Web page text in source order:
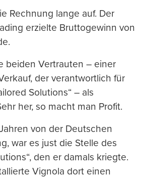
Rechnung lange auf. Der
erzielte Bruttogewinn von
beiden Vertrauten – einer
der verantwortlich für
Solutions“ – als
her, so macht man Profit.
von der Deutschen
war es just die Stelle des
den er damals kriegte.
Vignola dort einen